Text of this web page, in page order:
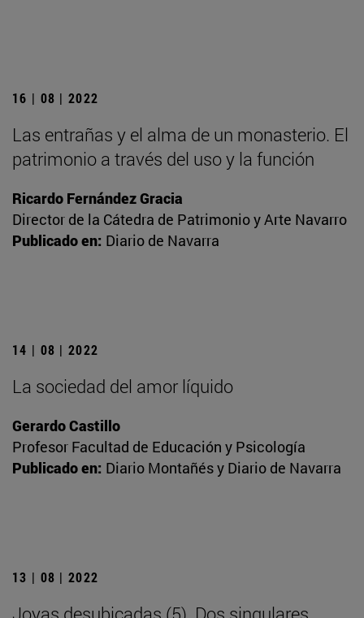
16 | 08 | 2022
Las entrañas y el alma de un monasterio. El
patrimonio a través del uso y la función
Ricardo Fernández Gracia
Director de la Cátedra de Patrimonio y Arte Navarro
Publicado en: Diario de Navarra
14 | 08 | 2022
La sociedad del amor líquido
Gerardo Castillo
Profesor Facultad de Educación y Psicología
Publicado en: Diario Montañés y Diario de Navarra
13 | 08 | 2022